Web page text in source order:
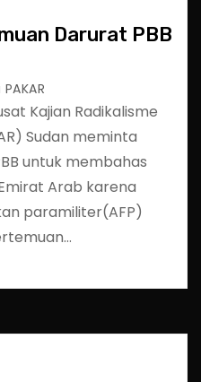
Darurat PBB
Kajian Radikalisme
Sudan meminta
untuk membahas
Arab karena
paramiliter(AFP)